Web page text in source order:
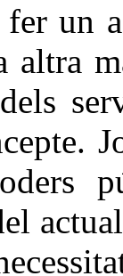
un